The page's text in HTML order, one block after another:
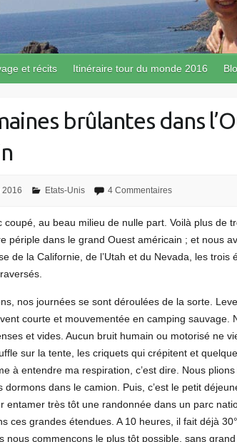
et récits Itinéraire tour du monde 2016
brûlantes dans
2016 Etats-Unis 4 Commentaires
coupé, au beau milieu de nulle part. Voilà plus de
périple dans le grand Ouest américain ; et nous
de la Californie, de l’Utah et du Nevada, les trois
nos journées se sont déroulées de la sorte.
courte et mouvementée en camping sauvage.
et vides. Aucun bruit humain ou motorisé ne
sur la tente, les criquets qui crépitent et
à entendre ma respiration, c’est dire. Nous
dormons dans le camion. Puis, c’est le petit
entamer très tôt une randonnée dans un parc
ces grandes étendues. A 10 heures, il fait déjà
nous commençons le plus tôt possible, sans